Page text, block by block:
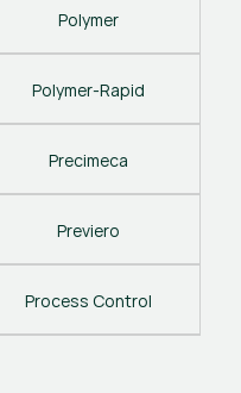
Polymer
Polymer-Rapid
Precimeca
Previero
Process Control